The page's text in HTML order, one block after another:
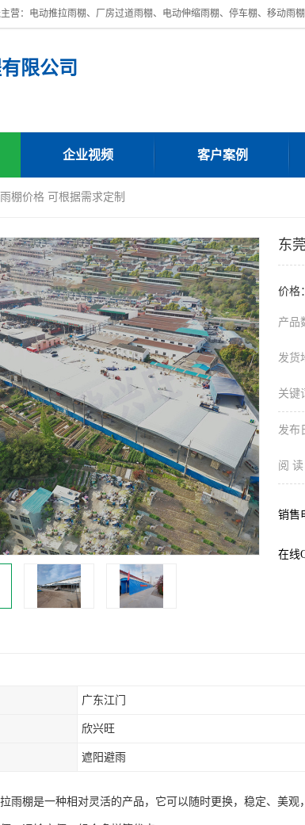
限公司
企业视频 客户案例
棚价格 可根据需求定制
东
价格
产品
发货
关键
发布
阅 读
销售
在线
广东江门
欣兴旺
遮阳避雨
雨棚是一种相对灵活的产品，它可以随时更换，稳定、美